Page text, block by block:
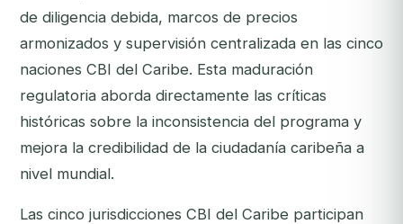
de diligencia debida, marcos de precios
armonizados y supervisión centralizada en las cinco
naciones CBI del Caribe. Esta maduración
regulatoria aborda directamente las críticas
históricas sobre la inconsistencia del programa y
mejora la credibilidad de la ciudadanía caribeña a
nivel mundial.
Las cinco jurisdicciones CBI del Caribe participan